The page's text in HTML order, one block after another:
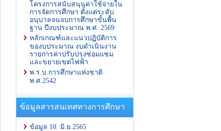
โครงการสนับสนุนค่าใช้จ่ายใน
การจัดการศึกษา ตั้งแต่ระดับ
อนุบาลจนจบการศึกษาขั้นพื้น
ฐาน ปีงบประมาณ พ.ศ. 2569
หลักเกณฑ์และแนวปฏิบัติการ
ของบประมาณ งบดำเนินงาน
รายการค่าปรับปรุงซ่อมแซม
และขยายเขตไฟฟ้า
พ.ร.บ.การศึกษาแห่งชาติ
พ.ศ.2542
ข้อมูลสารสนเทศทางการศึกษา
ข้อมูล 10. มิ.ย.2565